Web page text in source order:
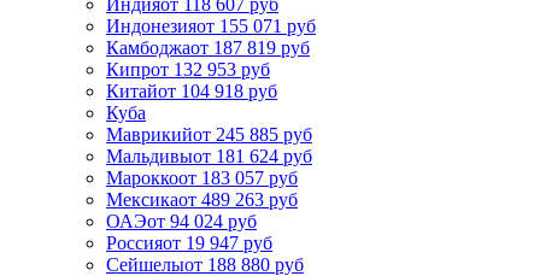
Индияот 118 607 руб
Индонезияот 155 071 руб
Камбоджаот 187 819 руб
Кипрот 132 953 руб
Китайот 104 918 руб
Куба
Маврикийот 245 885 руб
Мальдивыот 181 624 руб
Мароккоот 183 057 руб
Мексикаот 489 263 руб
ОАЭот 94 024 руб
Россияот 19 947 руб
Сейшелыот 188 880 руб